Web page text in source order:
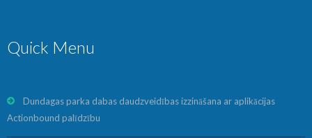
Quick Menu
Dundagas parka dabas daudzveidības izzināšana ar aplikācijas
Actionbound palīdzību